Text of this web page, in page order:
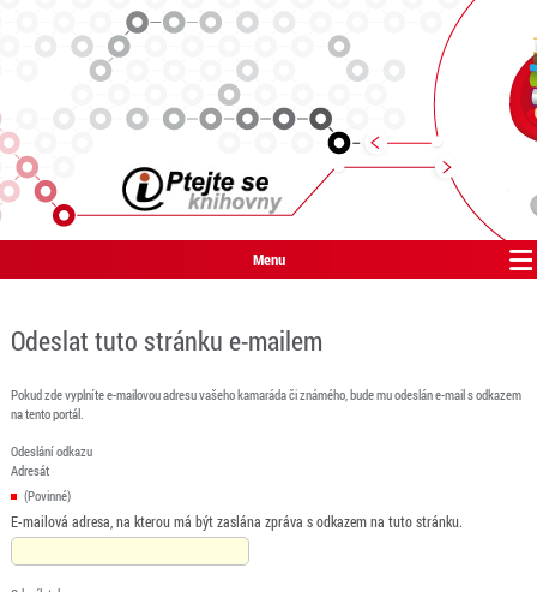
Menu
Odeslat tuto stránku e-mailem
Pokud zde vyplníte e-mailovou adresu vašeho kamaráda či známého, bude mu odeslán e-mail s odkazem
na tento portál.
Odeslání odkazu
Adresát
(Povinné)
E-mailová adresa, na kterou má být zaslána zpráva s odkazem na tuto stránku.